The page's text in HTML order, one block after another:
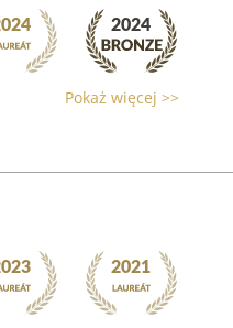
Pokaż więcej >>